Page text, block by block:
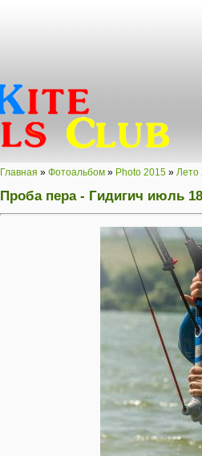
Главная » Фотоальбом » Photo 2015 » Лето
Проба пера - Гидигич июль 18